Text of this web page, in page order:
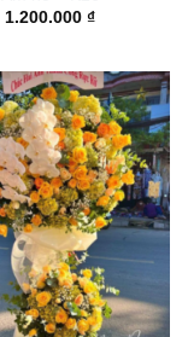
1.200.000 ₫